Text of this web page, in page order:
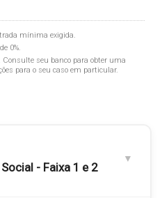
mínima exigida.
0%.
. Consulte seu banco para obter uma
para o seu caso em particular.
- Faixa 1 e 2